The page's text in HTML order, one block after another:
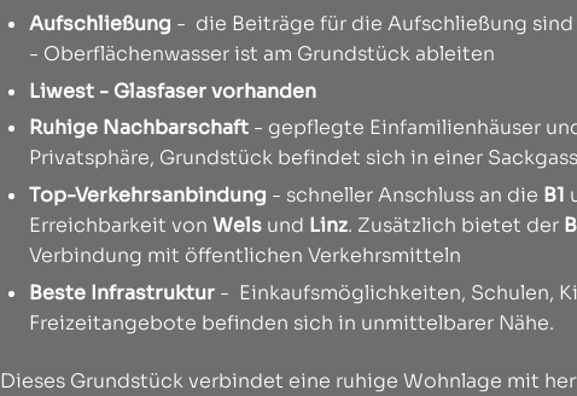
Aufschließung - die Beiträge für die Aufschließung
- Oberflächenwasser ist am Grundstück ableiten
Liwest - Glasfaser vorhanden
Ruhige Nachbarschaft - gepflegte Einfamilienhäuser
Privatsphäre, Grundstück befindet sich in einer
Top-Verkehrsanbindung - schneller Anschluss an die B1
Erreichbarkeit von Wels und Linz. Zusätzlich bietet der
Verbindung mit öffentlichen Verkehrsmitteln
Beste Infrastruktur - Einkaufsmöglichkeiten, Schulen,
Freizeitangebote befinden sich in unmittelbarer Nähe.
Dieses Grundstück verbindet eine ruhige Wohnlage mit